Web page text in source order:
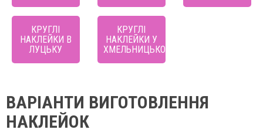
КРУГЛІ
НАКЛЕЙКИ В
ЛУЦЬКУ
КРУГЛІ
НАКЛЕЙКИ У
ХМЕЛЬНИЦЬКОМУ
ВАРІАНТИ ВИГОТОВЛЕННЯ
НАКЛЕЙОК